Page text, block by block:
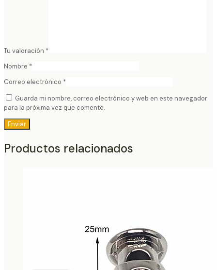
Tu valoración *
Nombre *
Correo electrónico *
Guarda mi nombre, correo electrónico y web en este navegador
para la próxima vez que comente.
Productos relacionados